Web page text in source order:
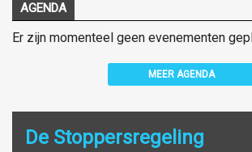
AGENDA
Er zijn momenteel geen evenementen
MEER AGENDA
De Stoppersregeling